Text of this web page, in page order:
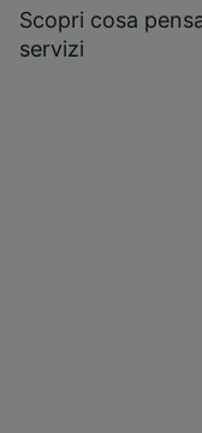
Scopri cosa
servizi